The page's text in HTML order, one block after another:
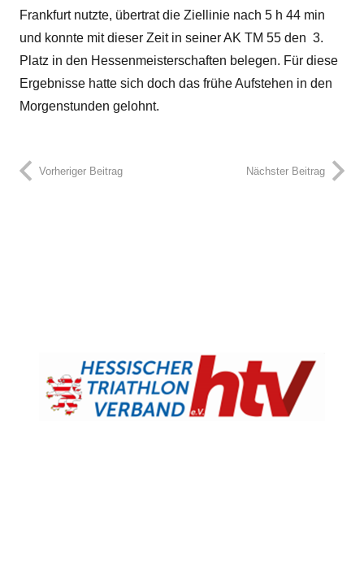
Frankfurt nutzte, übertrat die Ziellinie nach 5 h 44 min
und konnte mit dieser Zeit in seiner AK TM 55 den 3.
Platz in den Hessenmeisterschaften belegen. Für diese
Ergebnisse hatte sich doch das frühe Aufstehen in den
Morgenstunden gelohnt.
Vorheriger Beitrag Nächster Beitrag